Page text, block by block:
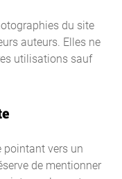
du site
auteurs. Elles ne
utilisations sauf
pointant vers un
de mentionner